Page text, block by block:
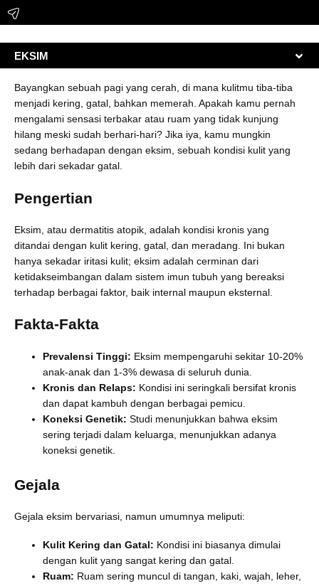
EKSIM
Bayangkan sebuah pagi yang cerah, di mana kulitmu tiba-tiba
menjadi kering, gatal, bahkan memerah. Apakah kamu pernah
mengalami sensasi terbakar atau ruam yang tidak kunjung
hilang meski sudah berhari-hari? Jika iya, kamu mungkin
sedang berhadapan dengan eksim, sebuah kondisi kulit yang
lebih dari sekadar gatal.
Pengertian
Eksim, atau dermatitis atopik, adalah kondisi kronis yang
ditandai dengan kulit kering, gatal, dan meradang. Ini bukan
hanya sekadar iritasi kulit; eksim adalah cerminan dari
ketidakseimbangan dalam sistem imun tubuh yang bereaksi
terhadap berbagai faktor, baik internal maupun eksternal.
Fakta-Fakta
Prevalensi Tinggi: Eksim mempengaruhi sekitar 10-20%
anak-anak dan 1-3% dewasa di seluruh dunia.
Kronis dan Relaps: Kondisi ini seringkali bersifat kronis
dan dapat kambuh dengan berbagai pemicu.
Koneksi Genetik: Studi menunjukkan bahwa eksim
sering terjadi dalam keluarga, menunjukkan adanya
koneksi genetik.
Gejala
Gejala eksim bervariasi, namun umumnya meliputi:
Kulit Kering dan Gatal: Kondisi ini biasanya dimulai
dengan kulit yang sangat kering dan gatal.
Ruam: Ruam sering muncul di tangan, kaki, wajah, leher,